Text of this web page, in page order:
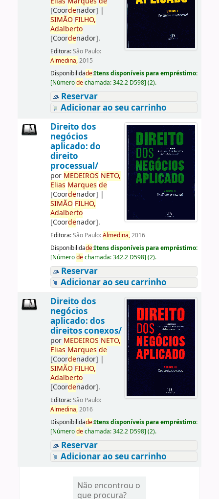
[Coordenador] |
SIMÃO FILHO,
Adalberto
[Coordenador].
Editora:São Paulo:
Almedina,2015
Disponibilidade:Itens disponíveis para empréstimo:
[Númerodechamada:342.2 D598] (2).
Reservar
Adicionar ao seu carrinho
Direito dos
negócios
aplicado: do
direito
processual/
por MEDEIROS NETO,
Elias Marques de
[Coordenador] |
SIMÃO FILHO,
Adalberto
[Coordenador].
Editora:São Paulo:Almedina,2016
Disponibilidade:Itens disponíveis para empréstimo:
[Númerodechamada:342.2 D598] (2).
Reservar
Adicionar ao seu carrinho
Direito dos
negócios
aplicado: dos
direitos conexos/
por MEDEIROS NETO,
Elias Marques de
[Coordenador] |
SIMÃO FILHO,
Adalberto
[Coordenador].
Editora:São Paulo:
Almedina,2016
Disponibilidade:Itens disponíveis para empréstimo:
[Númerodechamada:342.2 D598] (2).
Reservar
Adicionar ao seu carrinho
Não encontrou o
que procura?